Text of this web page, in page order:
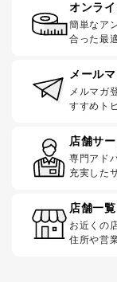
オンラ
簡単なア
合った最
メール
メルマガ
すすめト
店舗サ
専門アド
充実した
店舗一覧
お近くの
住所や営